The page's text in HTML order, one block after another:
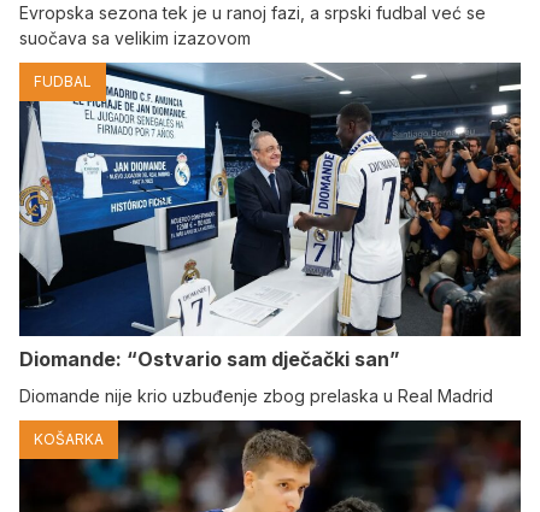
Evropska sezona tek je u ranoj fazi, a srpski fudbal već se
suočava sa velikim izazovom
FUDBAL
Diomande: “Ostvario sam dječački san”
Diomande nije krio uzbuđenje zbog prelaska u Real Madrid
KOŠARKA